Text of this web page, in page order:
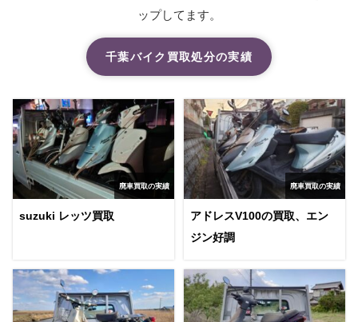
ップしてます。
千葉バイク買取処分の実績
廃車買取の実績
suzuki レッツ買取
廃車買取の実績
アドレスV100の買取、エン
ジン好調